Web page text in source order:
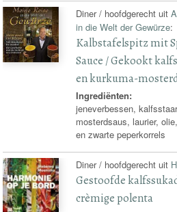
Diner / hoofdgerecht uit
in die Welt der Gewürze:
Kalbstafelspitz mit
Sauce / Gekookt
en kurkuma-
Ingrediënten:
jeneverbessen,
mosterdsaus, laurier,
en zwarte peperkorrels
Diner / hoofdgerecht uit
Gestoofde
crèmige polenta